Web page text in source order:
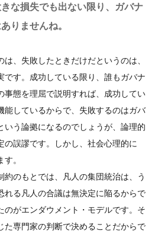
な損失でも出ない限り、ガバナ
りませんね。
、失敗したときだけだというのは、
です。成功している限り、誰もガバナ
事態を理屈で説明すれば、成功してい
能しているからで、失敗するのはガバ
いう論拠になるのでしょうが、論理的
の誤謬です。しかし、社会心理的に
。
のもとでは、凡人の集団統治は、う
れる凡人の合議は無決定に陥るからで
のがエンダウメント・モデルです。そ
た専門家の判断で決めることだからで